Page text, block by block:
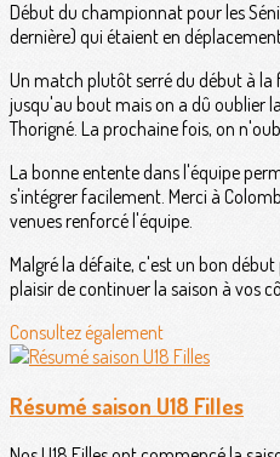
Début du championnat pour les
dernière) qui étaient en
Un match plutôt serré du début à la
jusqu'au bout mais on a dû oublier
Thorigné. La prochaine fois, on
La bonne entente dans l'équipe
s'intégrer facilement. Merci à
venues renforcé l'équipe.
Malgré la défaite, c'est un bon
plaisir de continuer la saison à vos
Consultez également
Résumé saison U18 Filles